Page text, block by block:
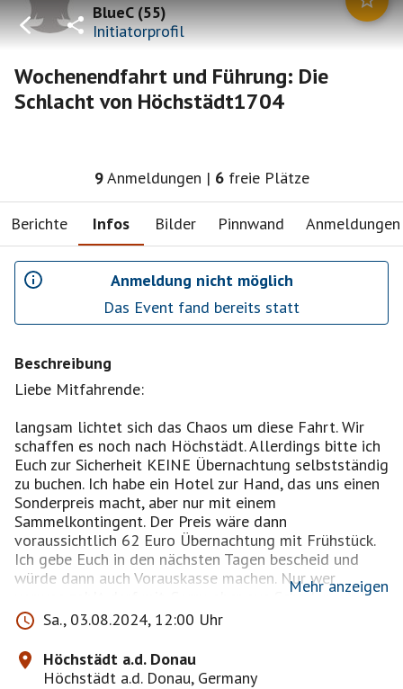
BlueC(55)
Initiatorprofil
Wochenendfahrt und Führung: Die
Schlacht von Höchstädt1704
9Anmeldungen | 6 freie Plätze
Berichte Infos Bilder Pinnwand Anmeldungen
Anmeldung nicht möglich
Das Event fand bereits statt
Beschreibung
Liebe Mitfahrende:
langsam lichtet sich das Chaos um diese Fahrt. Wir
schaffen es noch nach Höchstädt. Allerdings bitte ich
Euch zur Sicherheit KEINE Übernachtung selbstständig
zu buchen. Ich habe ein Hotel zur Hand, das uns einen
Sonderpreis macht, aber nur mit einem
Sammelkontingent. Der Preis wäre dann
voraussichtlich 62 Euro Übernachtung mit Frühstück.
Ich gebe Euch in den nächsten Tagen bescheid und
würde dann auch Vorauskasse machen. Nur wer
vorweg zahlt darf mit. Sorry, aber aus Schaden wird
man klug.
Ich brauche noch einige Eckdaten der großen
Schlachtfeldführung, damit ich unsere
Essensmöglichkeiten, Abholung etc. planen kann. Also
Mehr anzeigen
Sa., 03.08.2024, 12:00 Uhr
Höchstädt a.d. Donau
Höchstädt a.d. Donau, Germany